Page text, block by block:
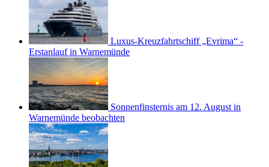
Luxus-Kreuzfahrtschiff „Evrima“ -
Erstanlauf in Warnemünde
Sonnenfinsternis am 12. August in
Warnemünde beobachten